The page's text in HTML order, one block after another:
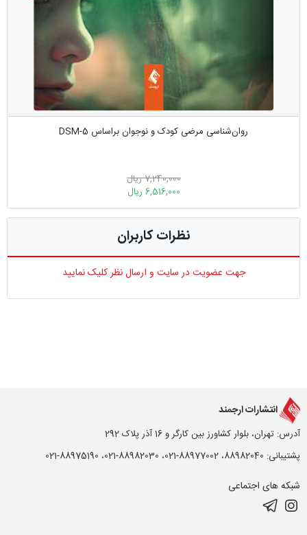
روان‌شناسی مرضی کودک و نوجوان براساس DSM-5
7,240,000 ریال
6,516,000 ریال
نظرات کاربران
جهت عضویت در سایت و ارسال نظر کلیک نمایید
انتشارات ارجمند
آدرس: تهران، بلوار کشاورز بین کارگر و 16 آذر پلاک 292
پشتیبانی: 88982040، 88977002-021، 88982030-021، 88975190-021
شبکه های اجتماعی